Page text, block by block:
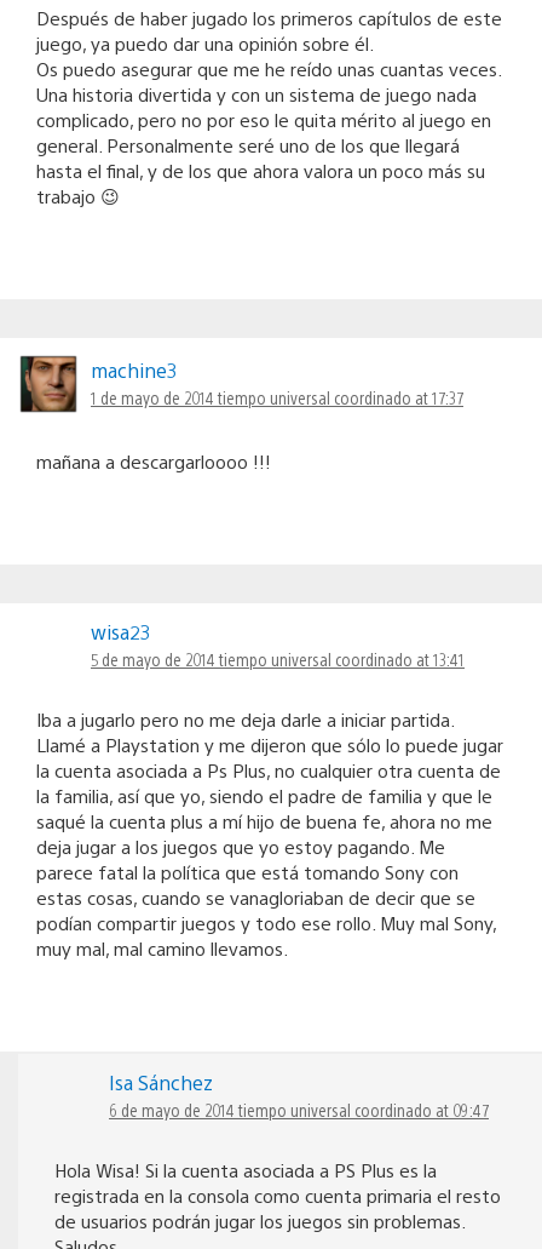
Después de haber jugado los primeros capítulos de este
juego, ya puedo dar una opinión sobre él.
Os puedo asegurar que me he reído unas cuantas veces.
Una historia divertida y con un sistema de juego nada
complicado, pero no por eso le quita mérito al juego en
general. Personalmente seré uno de los que llegará
hasta el final, y de los que ahora valora un poco más su
trabajo 😉
machine3
1 de mayo de 2014 tiempo universal coordinado at 17:37
mañana a descargarloooo !!!
wisa23
5 de mayo de 2014 tiempo universal coordinado at 13:41
Iba a jugarlo pero no me deja darle a iniciar partida.
Llamé a Playstation y me dijeron que sólo lo puede jugar
la cuenta asociada a Ps Plus, no cualquier otra cuenta de
la familia, así que yo, siendo el padre de familia y que le
saqué la cuenta plus a mí hijo de buena fe, ahora no me
deja jugar a los juegos que yo estoy pagando. Me
parece fatal la política que está tomando Sony con
estas cosas, cuando se vanagloriaban de decir que se
podían compartir juegos y todo ese rollo. Muy mal Sony,
muy mal, mal camino llevamos.
Isa Sánchez
6 de mayo de 2014 tiempo universal coordinado at 09:47
Hola Wisa! Si la cuenta asociada a PS Plus es la
registrada en la consola como cuenta primaria el resto
de usuarios podrán jugar los juegos sin problemas.